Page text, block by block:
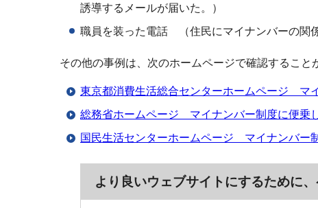
誘導するメールが届いた。）
職員を装った電話 （住民にマイナンバーの関
その他の事例は、次のホームページで確認すること
東京都消費生活総合センターホームページ マ
総務省ホームページ マイナンバー制度に便乗
国民生活センターホームページ マイナンバー
より良いウェブサイトにするために